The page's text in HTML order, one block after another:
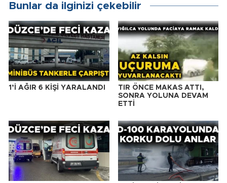
Bunlar da ilginizi çekebilir
1’İ AĞIR 6 KİŞİ YARALANDI
TIR ÖNCE MAKAS ATTI,
SONRA YOLUNA DEVAM
ETTİ